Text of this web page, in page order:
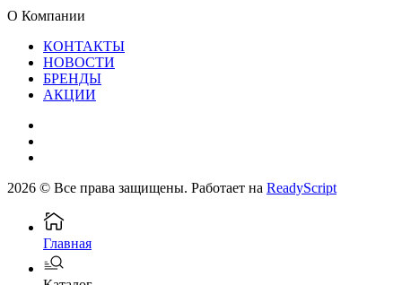
О Компании
КОНТАКТЫ
НОВОСТИ
БРЕНДЫ
АКЦИИ
2026 © Все права защищены. Работает на ReadyScript
Главная